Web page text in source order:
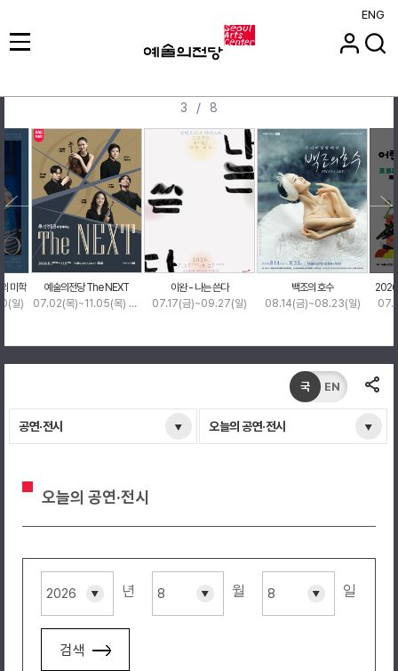
ENG
미학
일)
예술의전당 The NEXT
07.02(목)~11.05(목) 19:30
이완 - 나는 쓴다
07.17(금)~09.27(일)
백조의 호수
08.14(금)~08.23(일)
2026
3 / 8
공연·전시 오늘의 공연·전시
국 EN
오늘의 공연·전시
년 월 일
검색